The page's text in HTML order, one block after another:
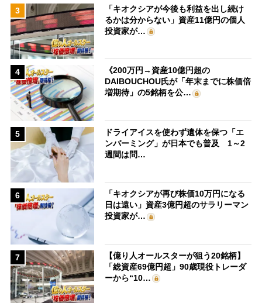
3
「キオクシアが今後も利益を出し続け
るかは分からない」資産11億円の個人
投資家が…
4
《200万円→資産10億円超の
DAIBOUCHOU氏が「年末までに株価倍
増期待」の5銘柄を公…
5
ドライアイスを使わず遺体を保つ「エ
ンバーミング」が日本でも普及 1～2
週間は問…
6
「キオクシアが再び株価10万円になる
日は遠い」資産3億円超のサラリーマン
投資家が…
7
【億り人オールスターが狙う20銘柄】
「総資産69億円超」90歳現役トレーダ
ーから“10…